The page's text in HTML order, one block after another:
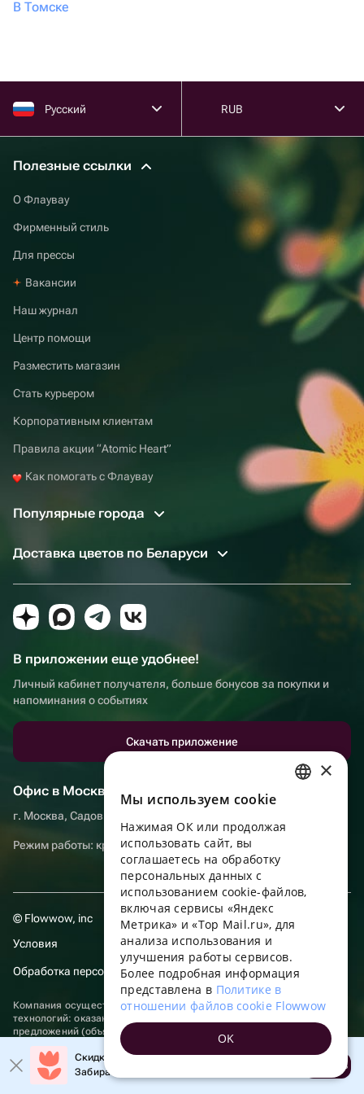
получателя и выбирайте товары из его города. Курьер
лишними звонками. Эмоции от такого невероятного
подарка запомнятся надолго. Выбрать композиции на
вечеринку тоже быстро. Если нужны недорогие
варианты, используйте фильтр по цене.
В Томске
Русский RUB
Полезные ссылки
О Флаувау
Фирменный стиль
Для прессы
Вакансии
Наш журнал
Центр помощи
Разместить магазин
Стать курьером
Корпоративным клиентам
Правила акции “Atomic Heart”
Как помогать с Флаувау
Популярные города
Доставка цветов по Беларуси
В приложении еще удобнее!
Личный кабинет получателя, больше бонусов за покупки и
напоминания о событиях
Скачать приложение
Офис в Москве
г. Москва, Садовническая набережная, д. 9, помещение 2/3
Режим работы: круглосуточно
© Flowwow, inc
Условия
Обработка персональных данных
Компания осуществляет деятельность в области информационных
технологий: оказание услуг в сети “Интернет” по размещению
предложений (объявлений) продавцов о реализации товаров.
Посмотреть
сведения о программах
, включенных в реестр
российских программ для электронных вычислительных машин и
баз данных.
Скидка до 10% на первый заказ!
Забирайте промокод в приложении!
Открыть
ENGLISH
UKRAINIAN
PORTUGUESE
FRENCH
TURKISH
POLISH
×
Мы используем сookie
Нажимая ОК или продолжая
использовать сайт, вы
соглашаетесь на обработку
персональных данных с
использованием cookie-файлов,
включая сервисы «Яндекс
Метрика» и «Top Mail.ru», для
анализа использования и
улучшения работы сервисов.
Более подробная информация
представлена в Политике в
отношении файлов cookie Flowwow
OK